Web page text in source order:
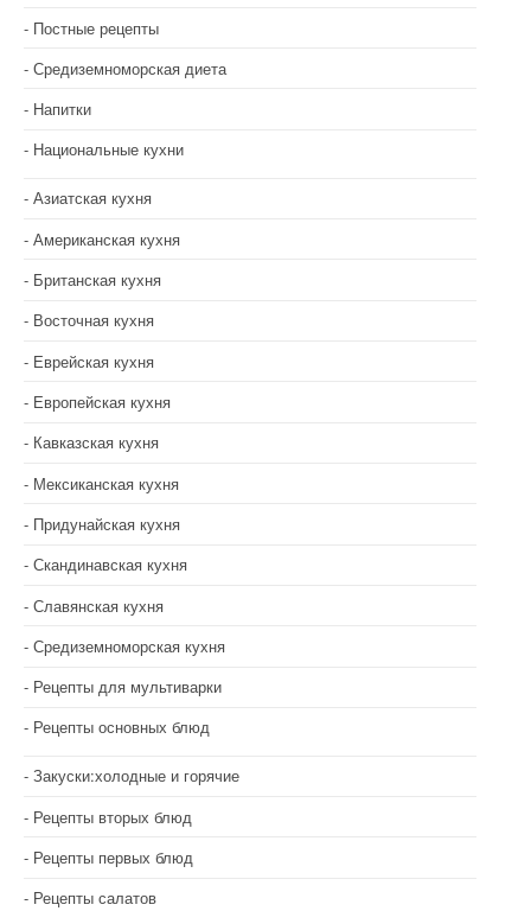
Постные рецепты
Средиземноморская диета
Напитки
Национальные кухни
Азиатская кухня
Американская кухня
Британская кухня
Восточная кухня
Еврейская кухня
Европейская кухня
Кавказская кухня
Мексиканская кухня
Придунайская кухня
Скандинавская кухня
Славянская кухня
Средиземноморская кухня
Рецепты для мультиварки
Рецепты основных блюд
Закуски:холодные и горячие
Рецепты вторых блюд
Рецепты первых блюд
Рецепты салатов